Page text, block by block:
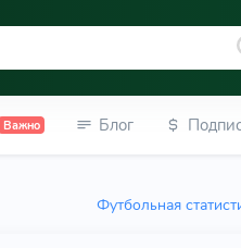
Важно Блог
Футбольная